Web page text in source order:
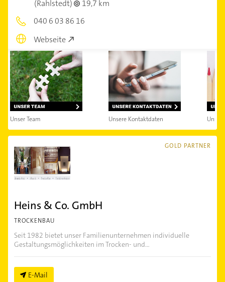
(Rahlstedt)
19,7 km
040 6 03 86 16
Webseite
Unser Team Unsere Kontaktdaten
GOLD PARTNER
Heins & Co. GmbH
TROCKENBAU
Seit 1982 bietet unser Familienunternehmen individuelle
Gestaltungsmöglichkeiten im Trocken- und...
E-Mail